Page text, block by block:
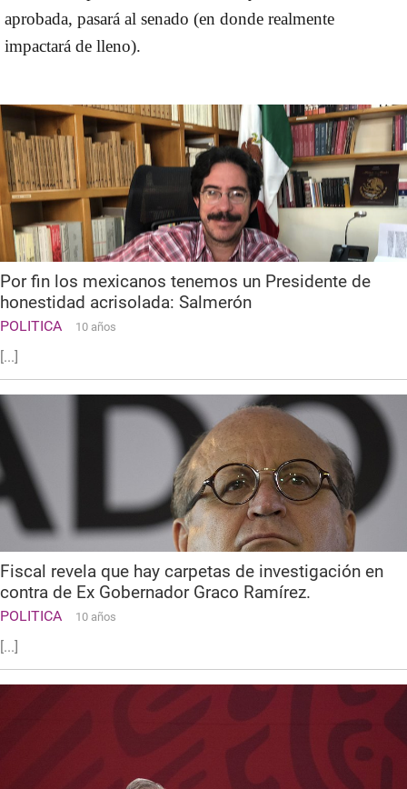
aprobada, pasará al senado (en donde realmente
impactará de lleno).
Por fin los mexicanos tenemos un Presidente de
honestidad acrisolada: Salmerón
POLITICA 10 años
[...]
Fiscal revela que hay carpetas de investigación en
contra de Ex Gobernador Graco Ramírez.
POLITICA 10 años
[...]